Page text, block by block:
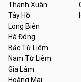
Thanh Xuân
Tây Hồ
Long Biên
Hà Đông
Bắc Từ Liêm
Nam Từ Liêm
Gia Lâm
Hoàng Mai